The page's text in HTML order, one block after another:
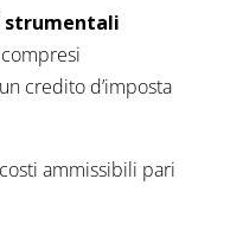
strumentali
credito d’imposta
ammissibili pari